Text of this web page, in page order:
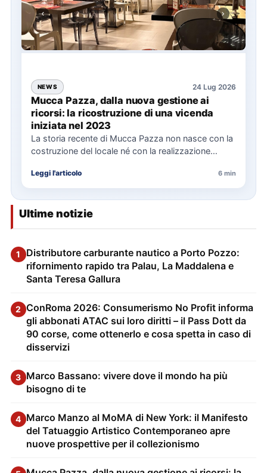
NEWS 24 Lug 2026
Mucca Pazza, dalla nuova gestione ai
ricorsi: la ricostruzione di una vicenda
iniziata nel 2023
La storia recente di Mucca Pazza non nasce con la
costruzione del locale né con la realizzazione
Leggi l'articolo 6 min
Ultime notizie
1
Distributore carburante nautico a Porto Pozzo:
rifornimento rapido tra Palau, La Maddalena e
Santa Teresa Gallura
2 ConRoma 2026: Consumerismo No Profit informa
gli abbonati ATAC sui loro diritti – il Pass Dott da
90 corse, come ottenerlo e cosa spetta in caso di
disservizi
3 Marco Bassano: vivere dove il mondo ha più
bisogno di te
4 Marco Manzo al MoMA di New York: il Manifesto
del Tatuaggio Artistico Contemporaneo apre
nuove prospettive per il collezionismo